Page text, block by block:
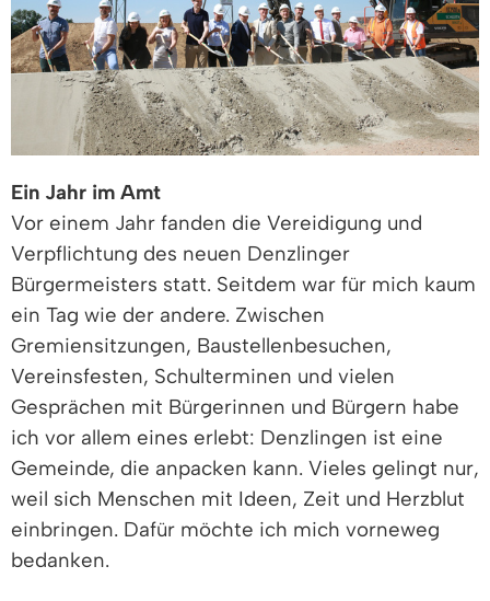
Ein Jahr im Amt
Vor einem Jahr fanden die Vereidigung und
Verpflichtung des neuen Denzlinger
Bürgermeisters statt. Seitdem war für mich kaum
ein Tag wie der andere. Zwischen
Gremiensitzungen, Baustellenbesuchen,
Vereinsfesten, Schulterminen und vielen
Gesprächen mit Bürgerinnen und Bürgern habe
ich vor allem eines erlebt: Denzlingen ist eine
Gemeinde, die anpacken kann. Vieles gelingt nur,
weil sich Menschen mit Ideen, Zeit und Herzblut
einbringen. Dafür möchte ich mich vorneweg
bedanken.